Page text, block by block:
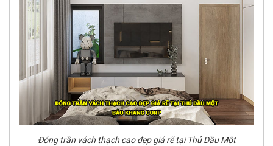
Đóng trần vách thạch cao đẹp giá rẽ tại Thủ Dầu Một